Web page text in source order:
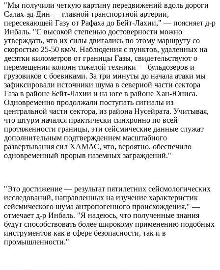
"Мы получили четкую картину передвижений вдоль дороги
Салах-эд-Дин — главной транспортной артерии,
пересекающей Газу от Рафаха до Бейт-Лахии," — поясняет д-р
Инбаль. "С высокой степенью достоверности можно
утверждать, что их силы двигались по этому маршруту со
скоростью 25-50 км/ч. Наблюдения с пунктов, удаленных на
десятки километров от границы Газы, свидетельствуют о
перемещении колонн тяжелой техники — бульдозеров и
грузовиков с боевиками. За три минуты до начала атаки мы
зафиксировали источники шума в северной части сектора
Газа в районе Бейт-Лахии и на юге в районе Хан-Юниса.
Одновременно продолжали поступать сигналы из
центральной части сектора, из района Нусейрата. Учитывая,
что штурм начался практически синхронно по всей
протяженности границы, эти сейсмические данные служат
дополнительным подтверждением масштабного
развертывания сил ХАМАС, что, вероятно, обеспечило
одновременный прорыв наземных заграждений."
"Это достижение — результат пятилетних сейсмологических
исследований, направленных на изучение характеристик
сейсмического шума антропогенного происхождения," —
отмечает д-р Инбаль. "Я надеюсь, что полученные знания
будут способствовать более широкому применению подобных
инструментов как в сфере безопасности, так и в
промышленности."